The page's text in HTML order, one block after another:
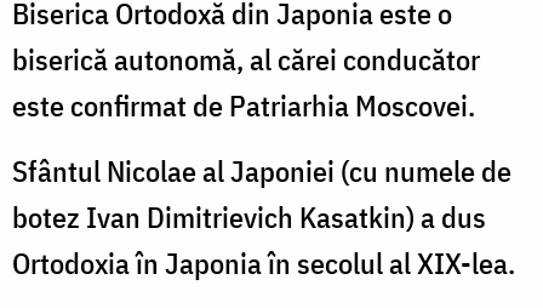
Biserica Ortodoxă din Japonia este o
biserică autonomă, al cărei conducător
este confirmat de Patriarhia Moscovei.
Sfântul Nicolae al Japoniei (cu numele de
botez Ivan Dimitrievich Kasatkin) a dus
Ortodoxia în Japonia în secolul al XIX-lea.